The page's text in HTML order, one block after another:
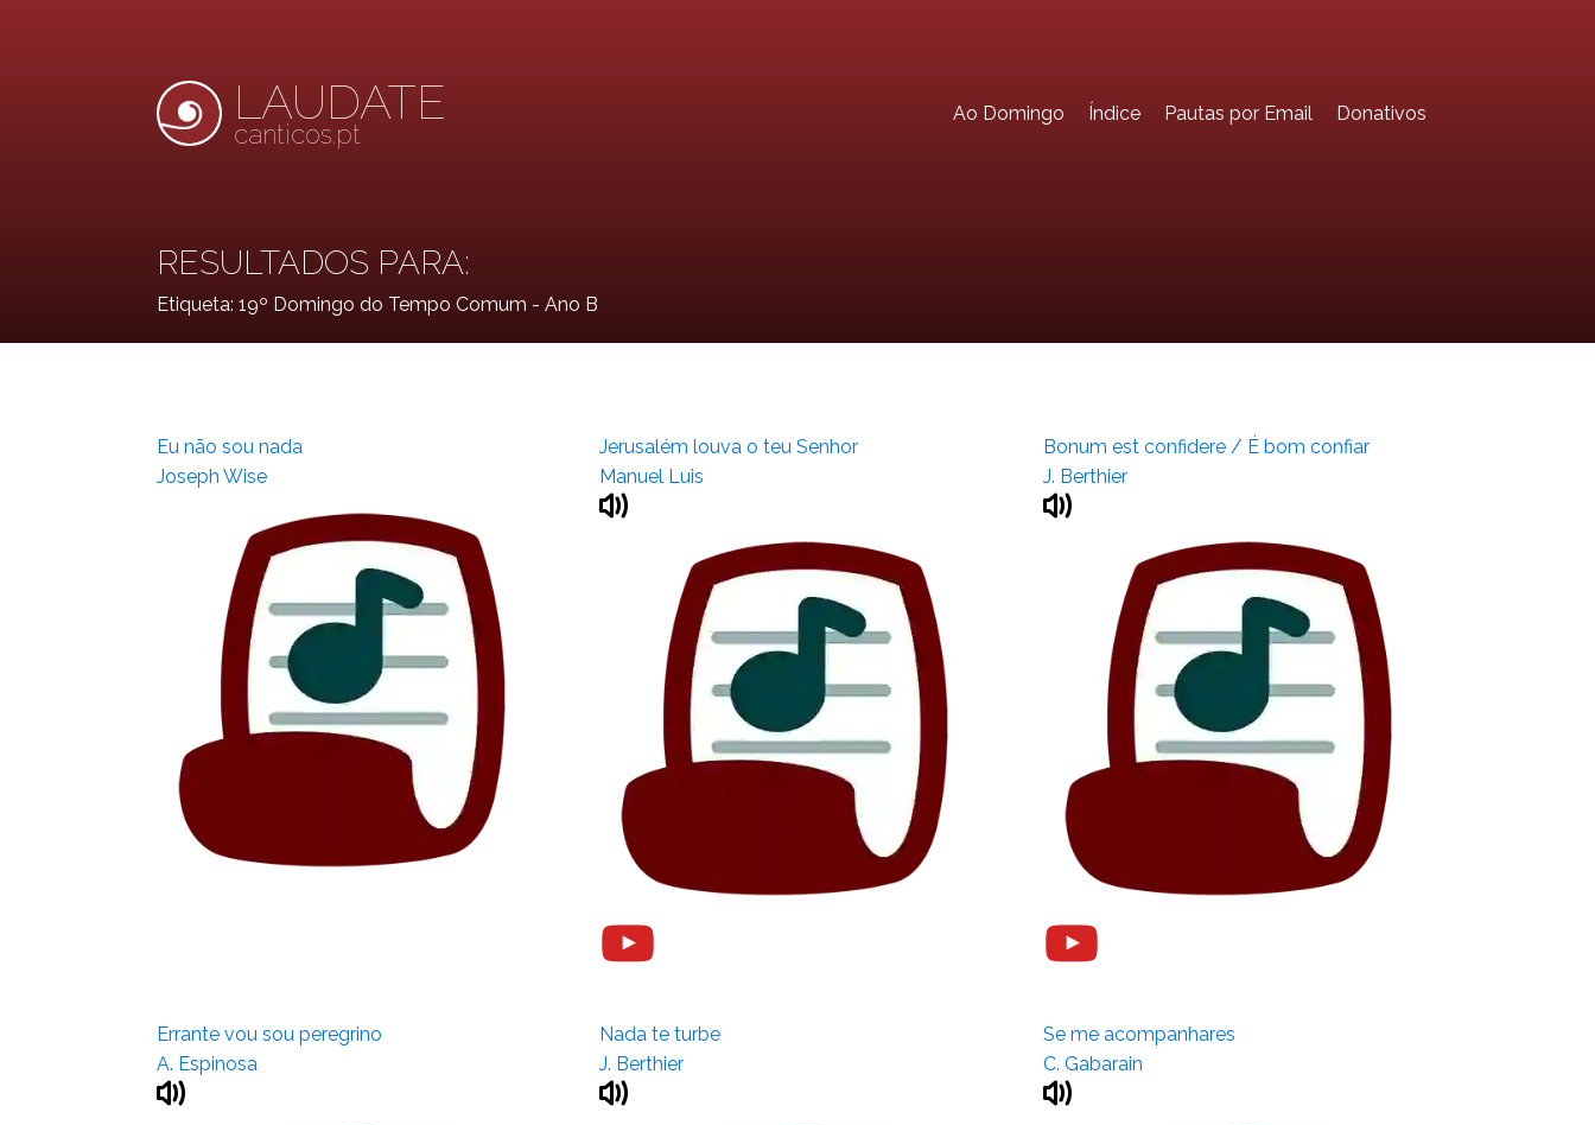
LAUDATE
canticos.pt
Ao Domingo Índice Pautas por Email Donativos
RESULTADOS PARA:
Etiqueta: 19º Domingo do Tempo Comum - Ano B
Eu não sou nada
Joseph Wise
Jerusalém louva o teu Senhor
Manuel Luis
Bonum est confidere / É bom confiar
J. Berthier
Errante vou sou peregrino
A. Espinosa
Nada te turbe
J. Berthier
Se me acompanhares
C. Gabarain